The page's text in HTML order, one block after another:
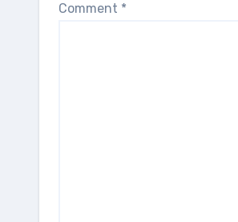
Comment *